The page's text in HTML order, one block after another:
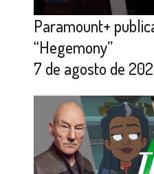
Paramount+
“Hegemony”
7 de agosto de